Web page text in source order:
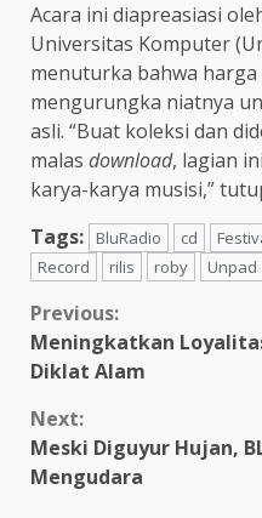
Acara ini diapreasiasi
Universitas Komputer
menuturka bahwa
mengurungka niatnya
asli. “Buat koleksi dan
malas download, lagian
karya-karya musisi,”
Tags:
BluRadio cd
Record
rilis roby Unpad
Previous:
Meningkatkan
Diklat Alam
Next:
Meski Diguyur Hujan,
Mengudara